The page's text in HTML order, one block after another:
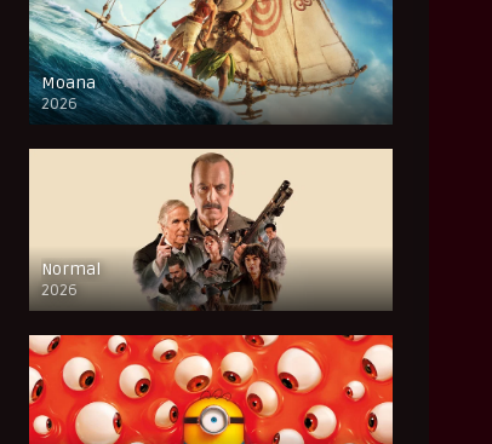
Moana
2026
CAM
Normal
2026
FULL HD